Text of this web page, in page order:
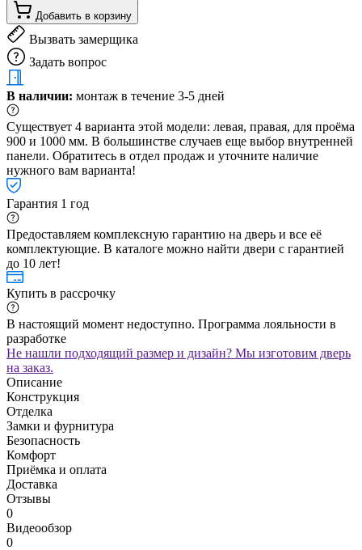
Добавить в корзину
Вызвать замерщика
Задать вопрос
В наличии: монтаж в течение 3-5 дней
Существует 4 варианта этой модели: левая, правая, для проёма
900 и 1000 мм. В большинстве случаев еще выбор внутренней
панели. Обратитесь в отдел продаж и уточните наличие
нужного вам варианта!
Гарантия 1 год
Предоставляем комплексную гарантию на дверь и все её
комплектующие. В каталоге можно найти двери с гарантией
до 10 лет!
Купить в рассрочку
В настоящий момент недоступно. Программа лояльности в
разработке
Не нашли подходящий размер и дизайн? Мы изготовим дверь
на заказ.
Описание
Конструкция
Отделка
Замки и фурнитура
Безопасность
Комфорт
Приёмка и оплата
Доставка
Отзывы
0
Видеообзор
0